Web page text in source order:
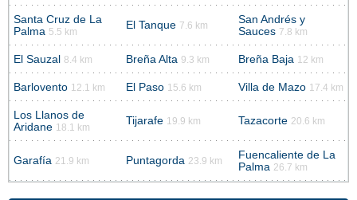
Santa Cruz de La
Palma 5.5 km
El Tanque 7.6 km
San Andrés y
Sauces 7.8 km
El Sauzal 8.4 km Breña Alta 9.3 km Breña Baja 12 km
Barlovento 12.1 km El Paso 15.6 km Villa de Mazo 17.4 km
Los Llanos de
Aridane 18.1 km
Tijarafe 19.9 km Tazacorte 20.6 km
Garafía 21.9 km Puntagorda 23.9 km
Fuencaliente de La
Palma 26.7 km